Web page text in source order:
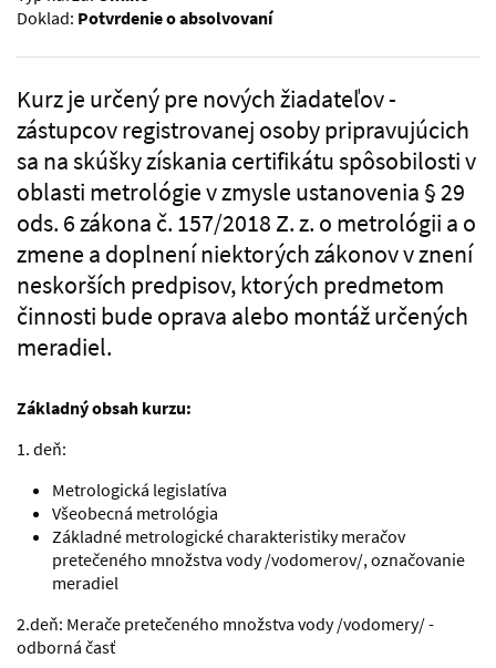
Doklad: Potvrdenie o absolvovaní
Kurz je určený pre nových žiadateľov -
zástupcov registrovanej osoby pripravujúcich
sa na skúšky získania certifikátu spôsobilosti v
oblasti metrológie v zmysle ustanovenia § 29
ods. 6 zákona č. 157/2018 Z. z. o metrológii a o
zmene a doplnení niektorých zákonov v znení
neskorších predpisov, ktorých predmetom
činnosti bude oprava alebo montáž určených
meradiel.
Základný obsah kurzu:
1. deň:
Metrologická legislatíva
Všeobecná metrológia
Základné metrologické charakteristiky meračov
pretečeného množstva vody /vodomerov/, označovanie
meradiel
2.deň: Merače pretečeného množstva vody /vodomery/ -
odborná časť